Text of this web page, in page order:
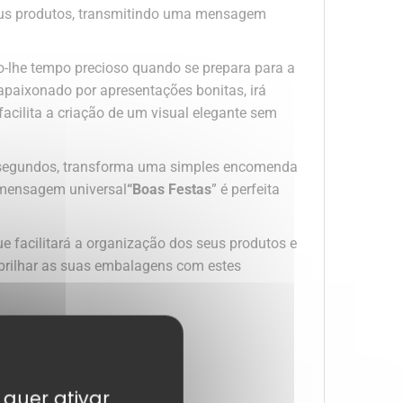
produtos, transmitindo uma mensagem
lhe tempo precioso quando se prepara para a
por apresentações bonitas, irá
a criação de um visual elegante sem
transforma uma simples encomenda
universal“Boas Festas” é perfeita
facilitará a organização dos seus produtos e
as suas embalagens com estes